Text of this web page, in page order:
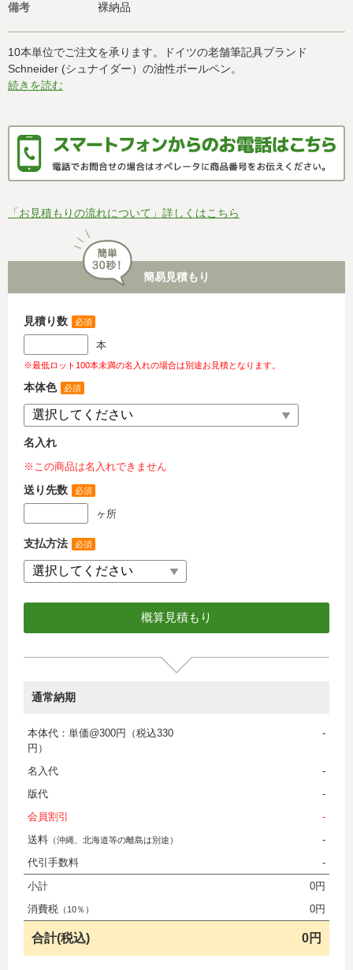
備考
裸納品
10本単位でご注文を承ります。ドイツの老舗筆記具ブランド
Schneider (シュナイダー）の油性ボールペン。
続きを読む
「お見積もりの流れについて」詳しくはこちら
簡易見積もり
見積り数 必須
本
※最低ロット100本未満の名入れの場合は別途お見積となります。
本体色 必須
名入れ
※この商品は名入れできません
送り先数 必須
ヶ所
支払方法 必須
通常納期
本体代：単価@300円（税込330
円）
-
名入代
-
版代
-
会員割引
-
送料 （沖縄、北海道等の離島は別途）
-
代引手数料
-
小計
0円
消費税 （10％） 0円
合計(税込) 0円